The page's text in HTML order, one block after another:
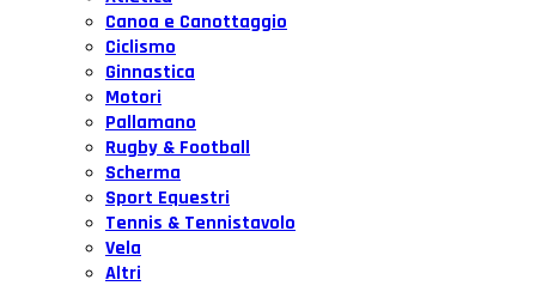
Canoa e Canottaggio
Ciclismo
Ginnastica
Motori
Pallamano
Rugby & Football
Scherma
Sport Equestri
Tennis & Tennistavolo
Vela
Altri